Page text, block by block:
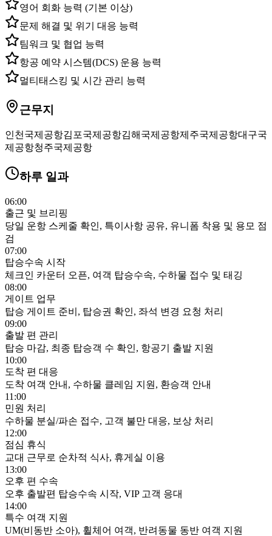
영어 회화 능력 (기본 이상)
문제 해결 및 위기 대응 능력
팀워크 및 협업 능력
항공 예약 시스템(DCS) 운용 능력
멀티태스킹 및 시간 관리 능력
근무지
인천국제공항김포국제공항김해국제공항제주국제공항대구국
제공항청주국제공항
하루 일과
06:00
출근 및 브리핑
당일 운항 스케줄 확인, 특이사항 공유, 유니폼 착용 및 용모 점
검
07:00
탑승수속 시작
체크인 카운터 오픈, 여객 탑승수속, 수하물 접수 및 태깅
08:00
게이트 업무
탑승 게이트 준비, 탑승권 확인, 좌석 변경 요청 처리
09:00
출발 편 관리
탑승 마감, 최종 탑승객 수 확인, 항공기 출발 지원
10:00
도착 편 대응
도착 여객 안내, 수하물 클레임 지원, 환승객 안내
11:00
민원 처리
수하물 분실/파손 접수, 고객 불만 대응, 보상 처리
12:00
점심 휴식
교대 근무로 순차적 식사, 휴게실 이용
13:00
오후 편 수속
오후 출발편 탑승수속 시작, VIP 고객 응대
14:00
특수 여객 지원
UM(비동반 소아), 휠체어 여객, 반려동물 동반 여객 지원